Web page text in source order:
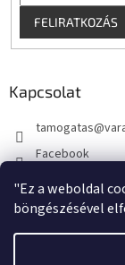
"Ez a weboldal
böngészésével
FELIRATKOZÁS
Kapcsolat
tamogatas@
Facebook
kouzelnehry